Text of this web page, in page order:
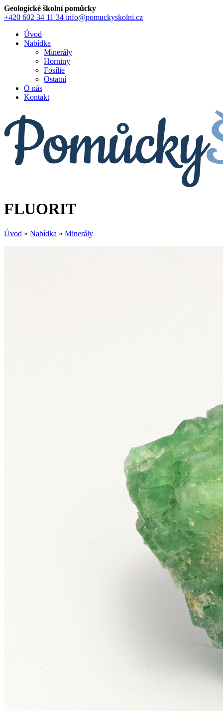
Geologické školní pomůcky
+420 602 34 11 34 info@pomuckyskolni.cz
Úvod
Nabídka
Minerály
Horniny
Fosílie
Ostatní
O nás
Kontakt
FLUORIT
Úvod » Nabídka » Minerály